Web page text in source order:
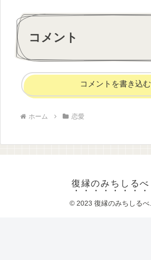
コメント
コメントを書き込む
ホーム 恋愛
復縁のみちしるべ
© 2023 復縁のみちしるべ.